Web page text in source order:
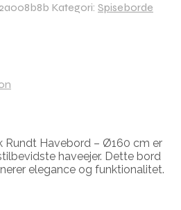
Kategori: Spiseborde
Rundt Havebord – Ø160 cm er
haveejer. Dette bord
elegance og funktionalitet.